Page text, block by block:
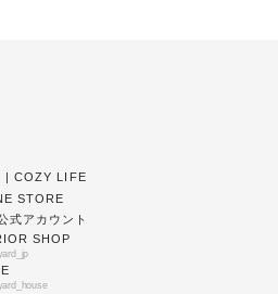
| COZY LIFE
STORE
式アカウント
SHOP